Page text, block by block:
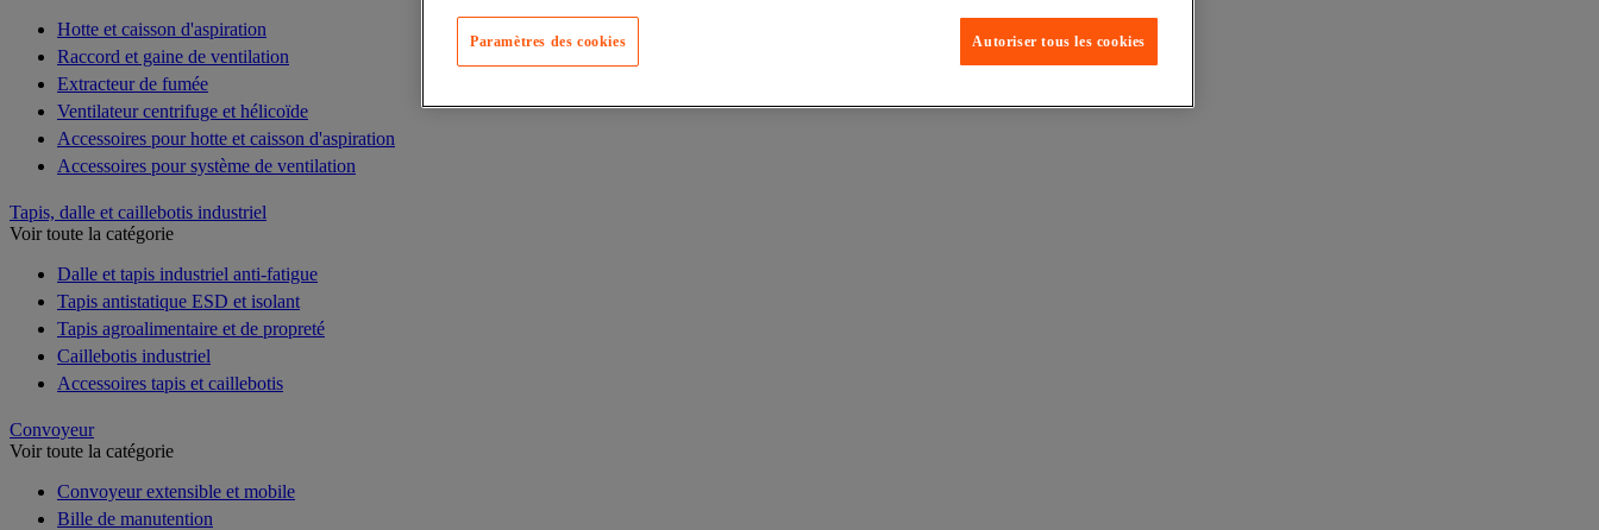
Hotte et caisson d'aspiration
Raccord et gaine de ventilation
Extracteur de fumée
Ventilateur centrifuge et hélicoïde
Accessoires pour hotte et caisson d'aspiration
Accessoires pour système de ventilation
Tapis, dalle et caillebotis industriel
Voir toute la catégorie
Dalle et tapis industriel anti-fatigue
Tapis antistatique ESD et isolant
Tapis agroalimentaire et de propreté
Caillebotis industriel
Accessoires tapis et caillebotis
Convoyeur
Voir toute la catégorie
Convoyeur extensible et mobile
Bille de manutention
Autoriser tous les cookies
Paramètres des cookies